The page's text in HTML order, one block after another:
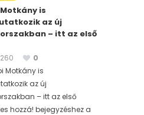
is
az új
– itt az első
0
Motkány is
az új
– itt az első
hozzá! bejegyzéshez a